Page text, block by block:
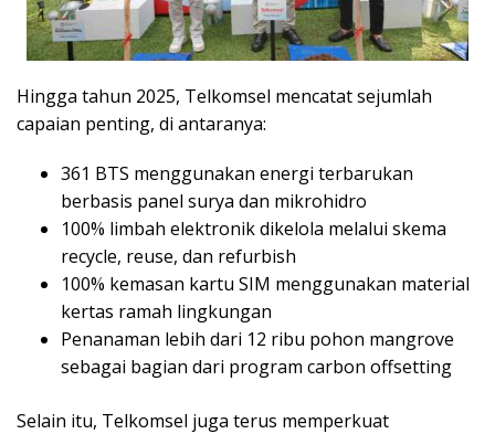
Hingga tahun 2025, Telkomsel mencatat sejumlah
capaian penting, di antaranya:
361 BTS menggunakan energi terbarukan
berbasis panel surya dan mikrohidro
100% limbah elektronik dikelola melalui skema
recycle, reuse, dan refurbish
100% kemasan kartu SIM menggunakan material
kertas ramah lingkungan
Penanaman lebih dari 12 ribu pohon mangrove
sebagai bagian dari program carbon offsetting
Selain itu, Telkomsel juga terus memperkuat